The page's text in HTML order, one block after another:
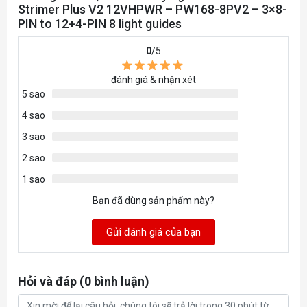
Strimer Plus V2 12VHPWR – PW168-8PV2 – 3×8-
PIN to 12+4-PIN 8 light guides
0/5
đánh giá & nhận xét
5 sao
4 sao
3 sao
2 sao
1 sao
Bạn đã dùng sản phẩm này?
Gửi đánh giá của bạn
Hỏi và đáp (0 bình luận)